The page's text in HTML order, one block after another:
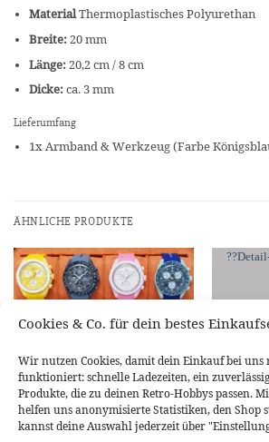
Cookies & Co. für dein bestes
Wir nutzen Cookies, damit dein Einkauf bei uns
funktioniert: schnelle Ladezeiten, ein
Produkte, die zu deinen Retro-Hobbys passen.
helfen uns anonymisierte Statistiken, den Shop
kannst deine Auswahl jederzeit über
MaterialThermoplastisches Polyurethan
Breite:20 mm
Länge:20,2 cm / 8 cm
Dicke:ca. 3 mm
Lieferumfang
1x Armband & Werkzeug (Farbe
ÄHNLICHE PRODUKTE